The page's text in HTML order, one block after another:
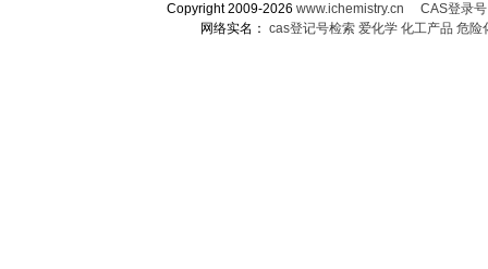
Copyright 2009-2026www.ichemistry.cn
CAS登录
网络实名： cas登记号检索 爱化学 化工产品 危险